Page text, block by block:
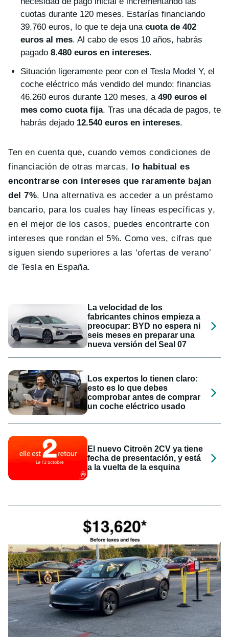
cuotas durante 120 meses. Estarías financiando
39.760 euros, lo que te deja una cuota de 402
euros al mes. Al cabo de esos 10 años, habrás
pagado 8.480 euros en intereses.
Situación ligeramente peor con el Tesla Model Y, el
coche eléctrico más vendido del mundo: financias
46.260 euros durante 120 meses, a 490 euros el
mes como cuota fija. Tras una década de pagos, te
habrás dejado 12.540 euros en intereses.
Ten en cuenta que, cuando vemos condiciones de
financiación de otras marcas, lo habitual es
encontrarse con intereses que raramente bajan
del 7%. Una alternativa es acceder a un préstamo
bancario, para los cuales hay líneas específicas y,
en el mejor de los casos, puedes encontrarte con
intereses que rondan el 5%. Como ves, cifras que
siguen siendo superiores a las ‘ofertas de verano’
de Tesla en España.
La velocidad de los
fabricantes chinos empieza a
preocupar: BYD no espera ni
seis meses en preparar una
nueva versión del Seal 07
Los expertos lo tienen claro:
esto es lo que debes
comprobar antes de comprar
un coche eléctrico usado
El nuevo Citroën 2CV ya tiene
fecha de presentación, y está
a la vuelta de la esquina